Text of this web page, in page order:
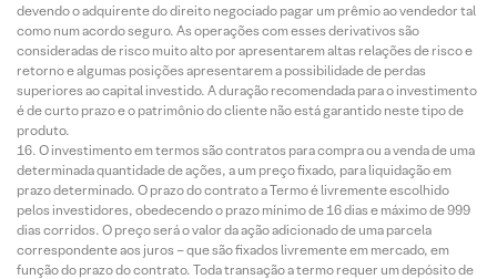
devendo o adquirente do direito negociado pagar um prêmio ao vendedor tal
como num acordo seguro. As operações com esses derivativos são
consideradas de risco muito alto por apresentarem altas relações de risco e
retorno e algumas posições apresentarem a possibilidade de perdas
superiores ao capital investido. A duração recomendada para o investimento
é de curto prazo e o patrimônio do cliente não está garantido neste tipo de
produto.
O investimento em termos são contratos para compra ou a venda de uma
determinada quantidade de ações, a um preço fixado, para liquidação em
prazo determinado. O prazo do contrato a Termo é livremente escolhido
pelos investidores, obedecendo o prazo mínimo de 16 dias e máximo de 999
dias corridos. O preço será o valor da ação adicionado de uma parcela
correspondente aos juros – que são fixados livremente em mercado, em
função do prazo do contrato. Toda transação a termo requer um depósito de